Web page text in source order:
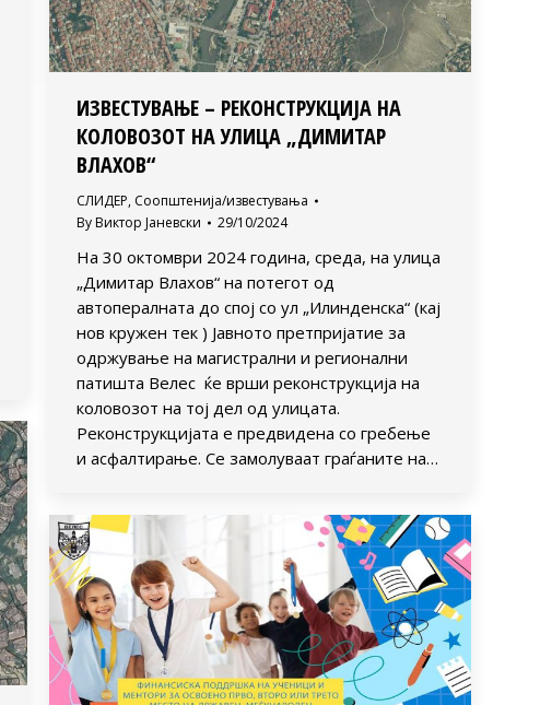
ИЗВЕСТУВАЊЕ – РЕКОНСТРУКЦИЈА НА
КОЛОВОЗОТ НА УЛИЦА „ДИМИТАР
ВЛАХОВ“
СЛИДЕР, Соопштенија/известувања
By Виктор Јаневски 29/10/2024
На 30 октомври 2024 година, среда, на улица
„Димитар Влахов“ на потегот од
автопералната до спој со ул „Илинденска“ (кај
нов кружен тек ) Јавното претпријатие за
одржување на магистрални и регионални
патишта Велес ќе врши реконструкција на
коловозот на тој дел од улицата.
Реконструкцијата е предвидена со гребење
и асфалтирање. Се замолуваат граѓаните на…